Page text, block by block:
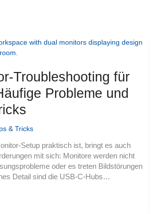
Troubleshooting für
Probleme und
& Tricks
Setup praktisch ist, bringt es auch
mit sich: Monitore werden nicht
oder es treten Bildstörungen
Detail sind die USB-C-Hubs…